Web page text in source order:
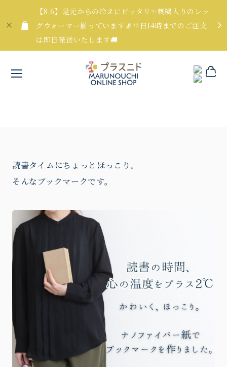
【8.6】足元からの冷えにピッタリ✨刺繍入りのレッ
グウォーマー揃っています🧦平日14時までのご注文
は即日発送いたします🚚
読書タイムにちょっとほっこり。
そんなブックマークです。